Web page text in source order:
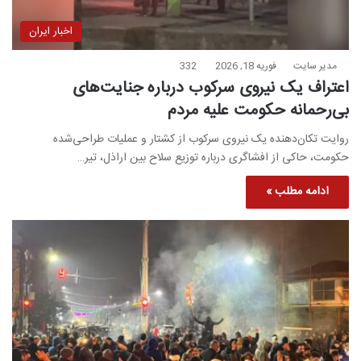
اخبار ایران
مدیر سایت فوریه 18, 2026 332
اعتراف یک نیروی سرکوب درباره جنایت‌های
بی‌رحمانه حکومت علیه مردم
روایت تکان‌دهنده یک نیروی سرکوب از کشتار و عملیات طراحی‌شده
حکومت، حاکی از افشاگری درباره توزیع سلاح بین اراذل، تیر…
ادامه مطلب »